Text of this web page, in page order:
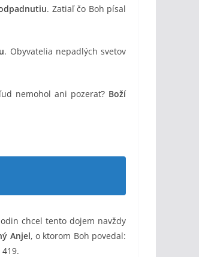
. Zatiaľ čo Boh písal
. Obyvatelia nepadlých svetov
nemohol ani pozerať? Boží
chcel tento dojem navždy
Anjel, o ktorom Boh povedal:
419.